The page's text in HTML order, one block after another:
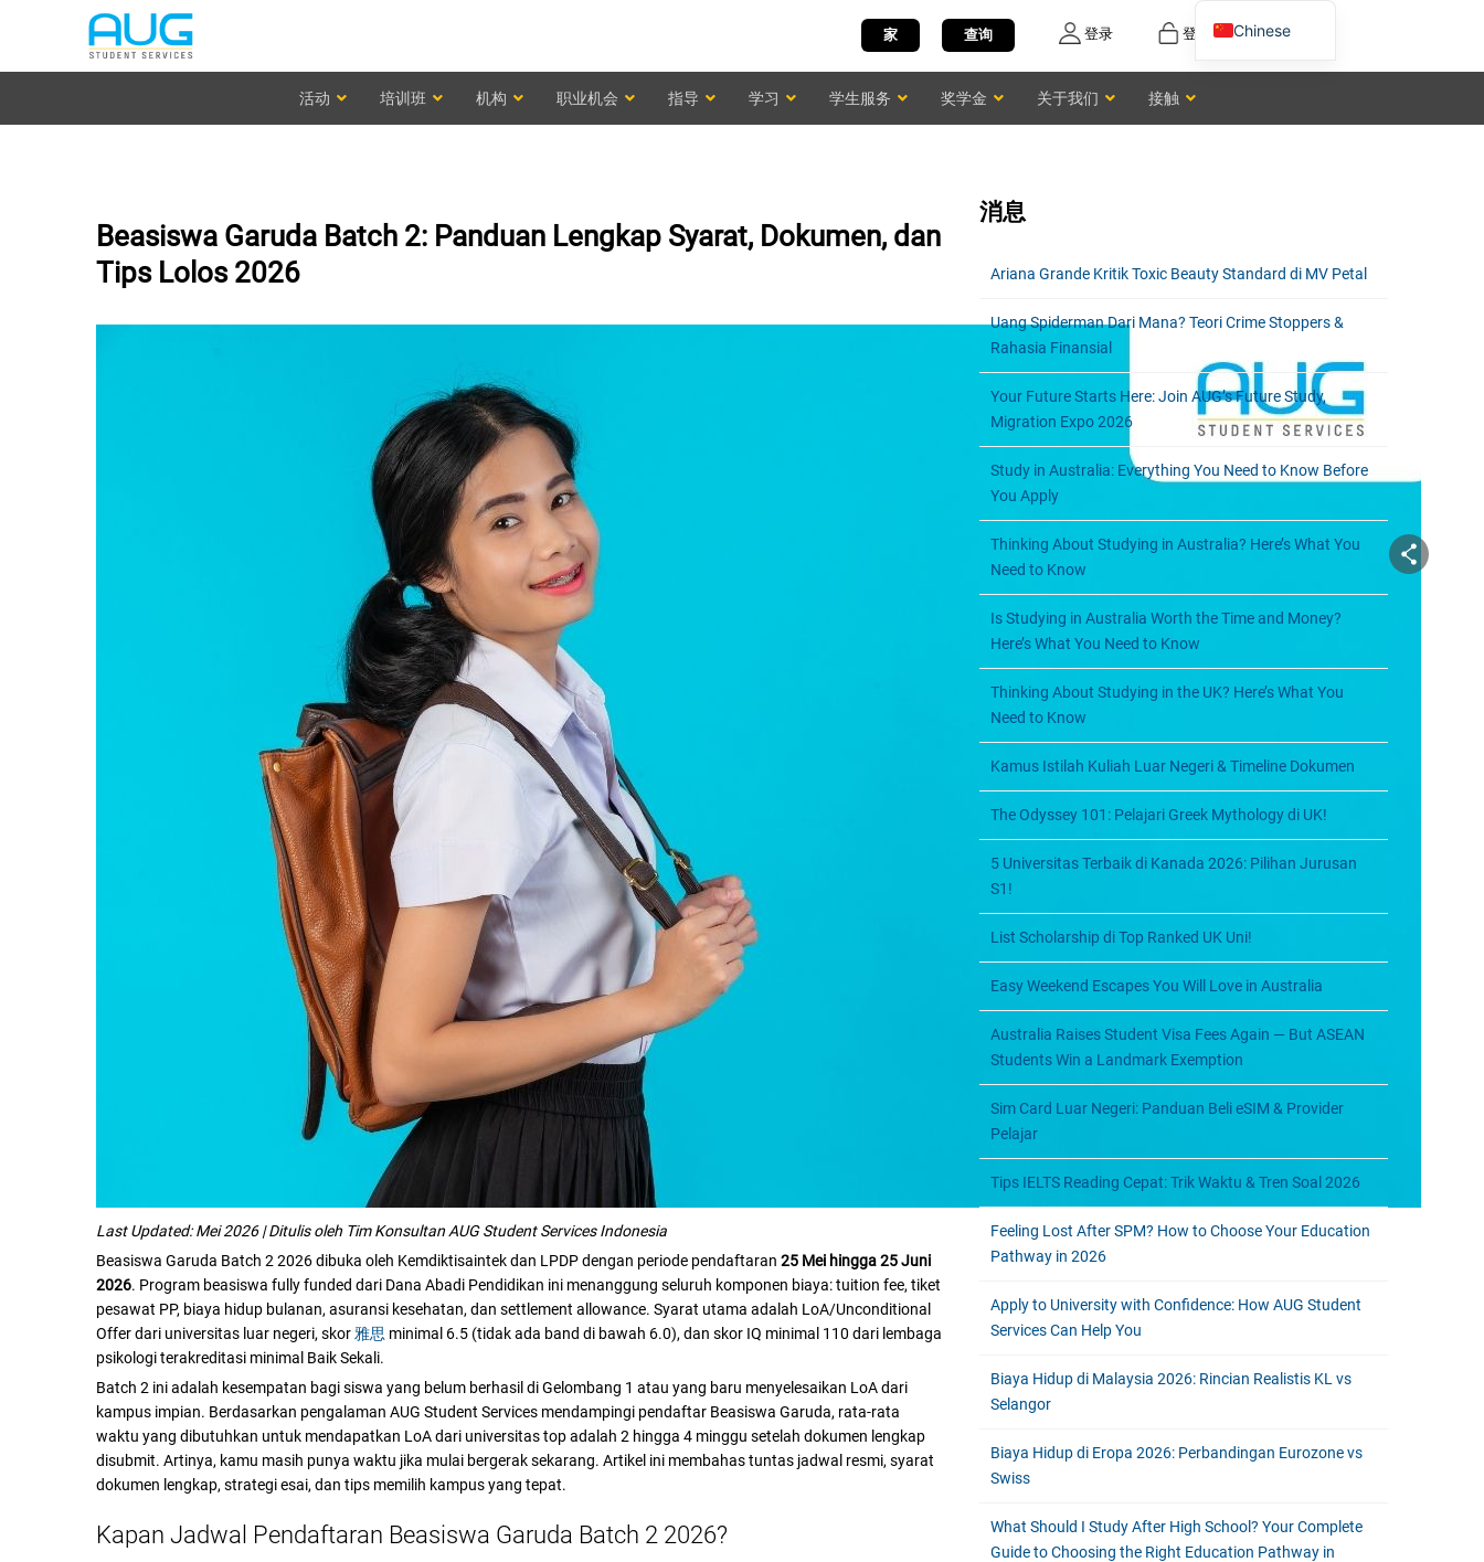
登记
登录
查询
家
活动 培训班 机构 职业机会 指导 学习 学生服务 奖学金 关于我们 接触
Beasiswa Garuda Batch 2: Panduan Lengkap Syarat, Dokumen, dan
Tips Lolos 2026
Last Updated: Mei 2026 | Ditulis oleh Tim Konsultan AUG Student Services Indonesia
Beasiswa Garuda Batch 2 2026 dibuka oleh Kemdiktisaintek dan LPDP dengan periode pendaftaran 25 Mei hingga 25 Juni
2026. Program beasiswa fully funded dari Dana Abadi Pendidikan ini menanggung seluruh komponen biaya: tuition fee, tiket
pesawat PP, biaya hidup bulanan, asuransi kesehatan, dan settlement allowance. Syarat utama adalah LoA/Unconditional
Offer dari universitas luar negeri, skor 雅思 minimal 6.5 (tidak ada band di bawah 6.0), dan skor IQ minimal 110 dari lembaga
psikologi terakreditasi minimal Baik Sekali.
Batch 2 ini adalah kesempatan bagi siswa yang belum berhasil di Gelombang 1 atau yang baru menyelesaikan LoA dari
kampus impian. Berdasarkan pengalaman AUG Student Services mendampingi pendaftar Beasiswa Garuda, rata-rata
waktu yang dibutuhkan untuk mendapatkan LoA dari universitas top adalah 2 hingga 4 minggu setelah dokumen lengkap
disubmit. Artinya, kamu masih punya waktu jika mulai bergerak sekarang. Artikel ini membahas tuntas jadwal resmi, syarat
dokumen lengkap, strategi esai, dan tips memilih kampus yang tepat.
Kapan Jadwal Pendaftaran Beasiswa Garuda Batch 2 2026?
消息
Ariana Grande Kritik Toxic Beauty Standard di MV Petal
Uang Spiderman Dari Mana? Teori Crime Stoppers &
Rahasia Finansial
Your Future Starts Here: Join AUG’s Future Study,
Migration Expo 2026
Study in Australia: Everything You Need to Know Before
You Apply
Thinking About Studying in Australia? Here’s What You
Need to Know
Is Studying in Australia Worth the Time and Money?
Here’s What You Need to Know
Thinking About Studying in the UK? Here’s What You
Need to Know
Kamus Istilah Kuliah Luar Negeri & Timeline Dokumen
The Odyssey 101: Pelajari Greek Mythology di UK!
5 Universitas Terbaik di Kanada 2026: Pilihan Jurusan
S1!
List Scholarship di Top Ranked UK Uni!
Easy Weekend Escapes You Will Love in Australia
Australia Raises Student Visa Fees Again — But ASEAN
Students Win a Landmark Exemption
Sim Card Luar Negeri: Panduan Beli eSIM & Provider
Pelajar
Tips IELTS Reading Cepat: Trik Waktu & Tren Soal 2026
Feeling Lost After SPM? How to Choose Your Education
Pathway in 2026
Apply to University with Confidence: How AUG Student
Services Can Help You
Biaya Hidup di Malaysia 2026: Rincian Realistis KL vs
Selangor
Biaya Hidup di Eropa 2026: Perbandingan Eurozone vs
Swiss
What Should I Study After High School? Your Complete
Guide to Choosing the Right Education Pathway in
Chinese